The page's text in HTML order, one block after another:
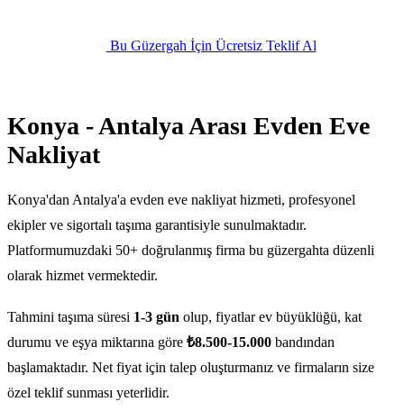
Bu Güzergah İçin Ücretsiz Teklif Al
Konya - Antalya Arası Evden Eve
Nakliyat
Konya'dan Antalya'a evden eve nakliyat hizmeti, profesyonel
ekipler ve sigortalı taşıma garantisiyle sunulmaktadır.
Platformumuzdaki 50+ doğrulanmış firma bu güzergahta düzenli
olarak hizmet vermektedir.
Tahmini taşıma süresi 1-3 gün olup, fiyatlar ev büyüklüğü, kat
durumu ve eşya miktarına göre ₺8.500-15.000 bandından
başlamaktadır. Net fiyat için talep oluşturmanız ve firmaların size
özel teklif sunması yeterlidir.